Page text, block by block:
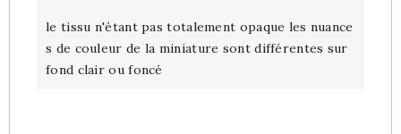
le tissu n'étant pas totalement opaque les nuance
s de couleur de la miniature sont différentes sur
fond clair ou foncé